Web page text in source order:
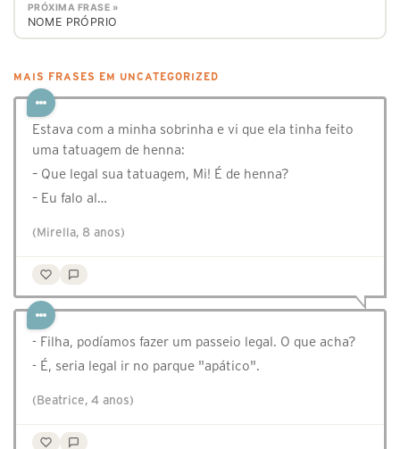
PRÓXIMA FRASE »
NOME PRÓPRIO
MAIS FRASES EM UNCATEGORIZED
Estava com a minha sobrinha e vi que ela tinha feito
uma tatuagem de henna:
– Que legal sua tatuagem, Mi! É de henna?
– Eu falo al…
(Mirella, 8 anos)
- Filha, podíamos fazer um passeio legal. O que acha?
- É, seria legal ir no parque "apático".
(Beatrice, 4 anos)